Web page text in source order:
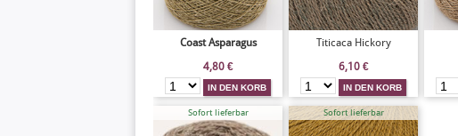
Coast Asparagus
4,80 €
Titicaca Hickory
6,10 €
Sofort lieferbar Sofort lieferbar